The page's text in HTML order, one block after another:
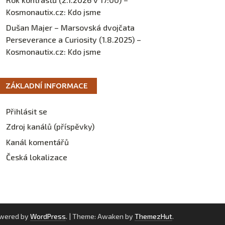
Kosmonautix.cz: Kdo jsme
Dušan Majer – Marsovská dvojčata
Perseverance a Curiosity (1.8.2025) –
Kosmonautix.cz: Kdo jsme
ZÁKLADNÍ INFORMACE
Přihlásit se
Zdroj kanálů (příspěvky)
Kanál komentářů
Česká lokalizace
by WordPress. | Theme: Awaken by ThemezHut.